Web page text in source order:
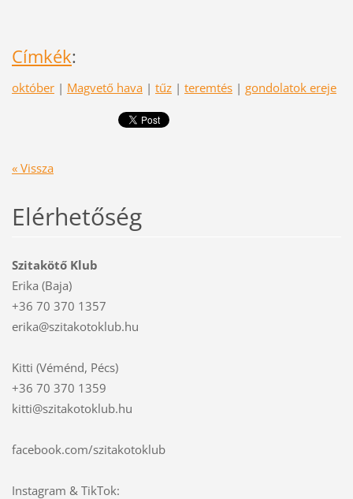
Címkék:
október | Magvető hava | tűz | teremtés | gondolatok ereje
« Vissza
Elérhetőség
Szitakötő Klub
Erika (Baja)
+36 70 370 1357
erika@szitakotoklub.hu
Kitti (Véménd, Pécs)
+36 70 370 1359
kitti@szitakotoklub.hu
facebook.com/szitakotoklub
Instagram & TikTok: